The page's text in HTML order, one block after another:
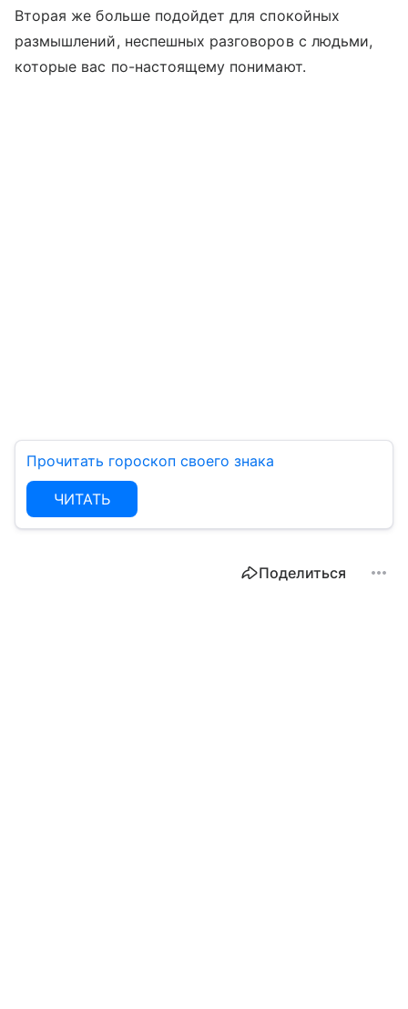
Вторая же больше подойдет для спокойных
размышлений, неспешных разговоров с людьми,
которые вас по-настоящему понимают.
Прочитать гороскоп своего знака
ЧИТАТЬ
Поделиться